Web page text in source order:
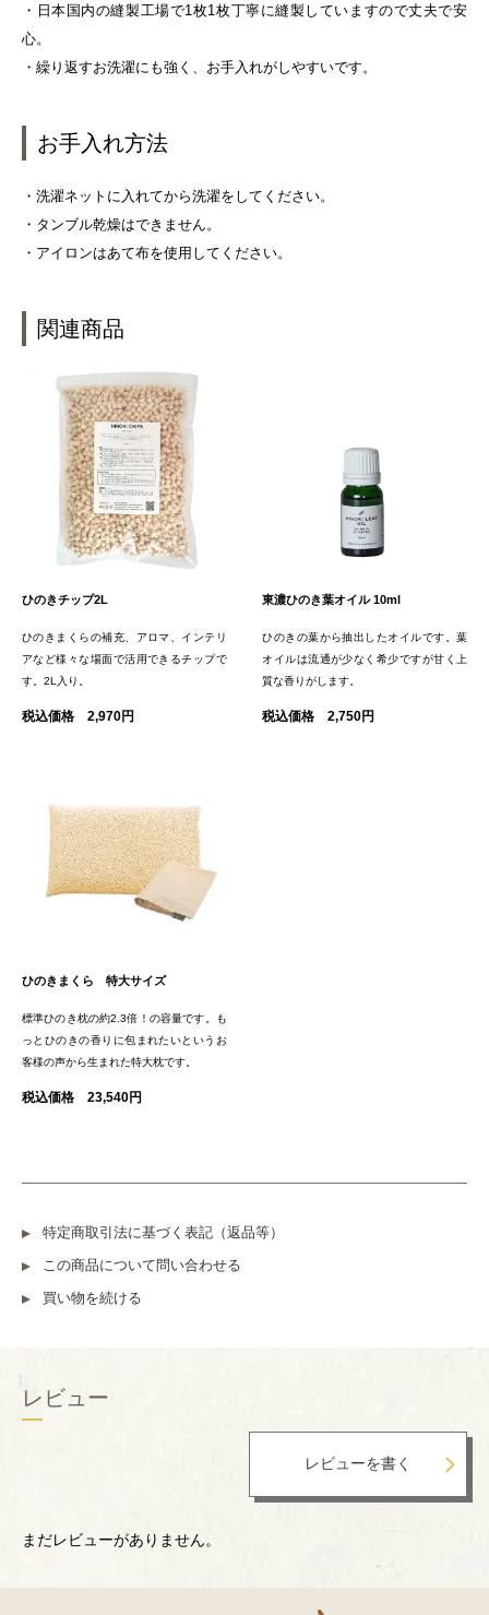
・日本国内の縫製工場で1枚1枚丁寧に縫製していますので丈夫で安
心。
・繰り返すお洗濯にも強く、お手入れがしやすいです。
お手入れ方法
・洗濯ネットに入れてから洗濯をしてください。
・タンブル乾燥はできません。
・アイロンはあて布を使用してください。
関連商品
ひのきチップ2L
ひのきまくらの補充、アロマ、インテリ
アなど様々な場面で活用できるチップで
す。2L入り。
税込価格 2,970円
東濃ひのき葉オイル 10ml
ひのきの葉から抽出したオイルです。葉
オイルは流通が少なく希少ですが甘く上
質な香りがします。
税込価格 2,750円
ひのきまくら 特大サイズ
標準ひのき枕の約2.3倍！の容量です。も
っとひのきの香りに包まれたいというお
客様の声から生まれた特大枕です。
税込価格 23,540円
特定商取引法に基づく表記（返品等）
この商品について問い合わせる
買い物を続ける
レビュー
まだレビューがありません。